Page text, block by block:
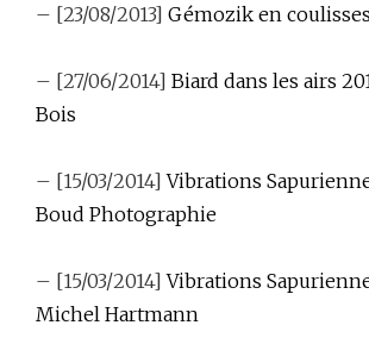
– [23/08/2013] Gémozik en
– [27/06/2014] Biard dans les airs
Bois
– [15/03/2014]Vibrations
Boud Photographie
– [15/03/2014]Vibrations
Michel Hartmann